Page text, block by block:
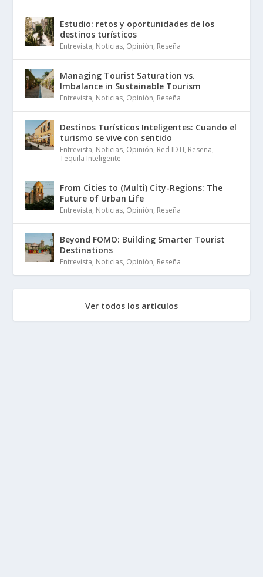
Estudio: retos y oportunidades de los
destinos turísticos
Entrevista, Noticias, Opinión, Reseña
Managing Tourist Saturation vs.
Imbalance in Sustainable Tourism
Entrevista, Noticias, Opinión, Reseña
Destinos Turísticos Inteligentes: Cuando el
turismo se vive con sentido
Entrevista, Noticias, Opinión, Red IDTI, Reseña,
Tequila Inteligente
From Cities to (Multi) City-Regions: The
Future of Urban Life
Entrevista, Noticias, Opinión, Reseña
Beyond FOMO: Building Smarter Tourist
Destinations
Entrevista, Noticias, Opinión, Reseña
Ver todos los artículos